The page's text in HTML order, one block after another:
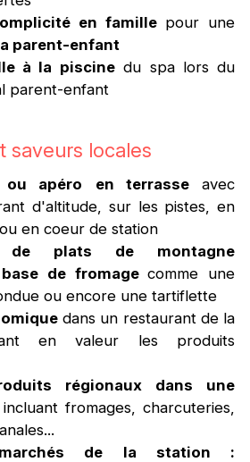
en famille pour une
parent-enfant
à la piscinedu spa lors du
parent-enfant
saveurs locales
ou apéro en terrasseavec
d'altitude, sur les pistes, en
en coeur de station
de plats de montagne
de fromagecomme une
ou encore une tartiflette
dans un restaurant de la
en valeur les produits
régionaux dans une
fromages, charcuteries,
marchés de la station :